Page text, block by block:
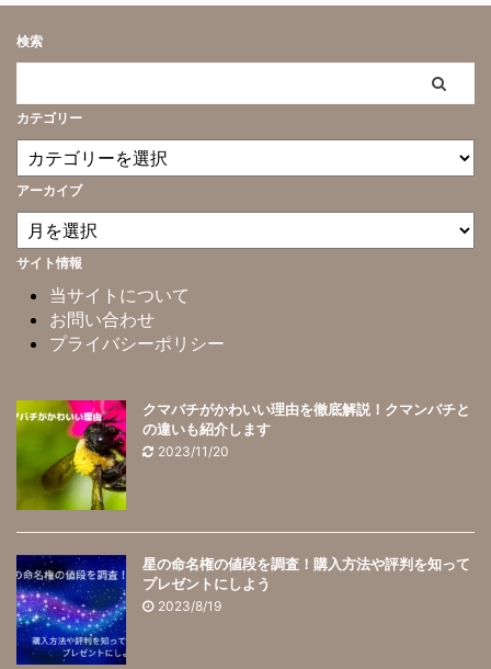
検索
カテゴリー
アーカイブ
サイト情報
当サイトについて
お問い合わせ
プライバシーポリシー
クマバチがかわいい理由を徹底解説！クマンバチと
の違いも紹介します
2023/11/20
星の命名権の値段を調査！購入方法や評判を知って
プレゼントにしよう
2023/8/19